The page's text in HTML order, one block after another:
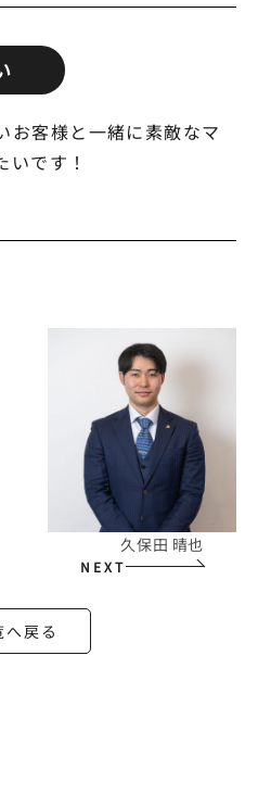
お客様と一緒に素敵なマ
です！
へ戻る
久保田 晴也
NEXT